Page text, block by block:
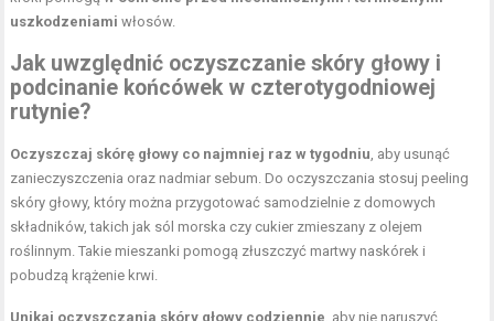
uszkodzeniami włosów.
Jak uwzględnić oczyszczanie skóry głowy i
podcinanie końcówek w czterotygodniowej
rutynie?
Oczyszczaj skórę głowy co najmniej raz w tygodniu , aby usunąć
zanieczyszczenia oraz nadmiar sebum. Do oczyszczania stosuj peeling
skóry głowy, który można przygotować samodzielnie z domowych
składników, takich jak sól morska czy cukier zmieszany z olejem
roślinnym. Takie mieszanki pomogą złuszczyć martwy naskórek i
pobudzą krążenie krwi.
Unikaj oczyszczania skóry głowy codziennie , aby nie naruszyć